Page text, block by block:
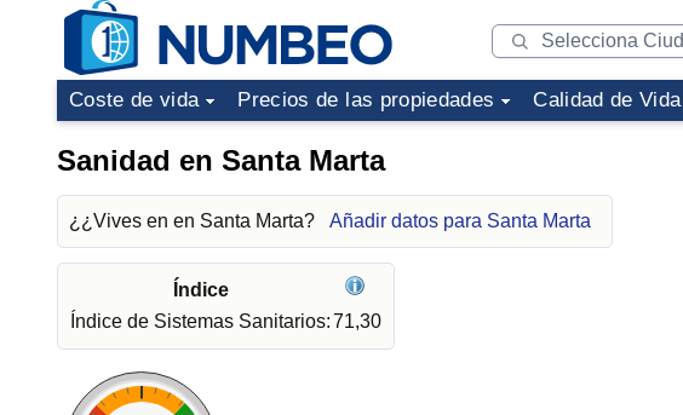
Coste de vida Precios de las propiedades Calidad de Vida
Sanidad en Santa Marta
¿¿Vives en en Santa Marta? Añadir datos para Santa Marta
Índice
Índice de Sistemas Sanitarios:71,30